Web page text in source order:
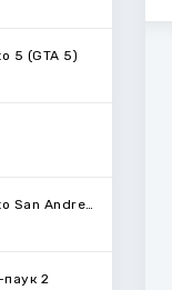
5 (GTA 5)
2